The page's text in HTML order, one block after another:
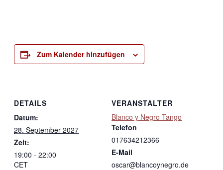
Zum Kalender hinzufügen
DETAILS
Datum:
28. September 2027
Zeit:
19:00 - 22:00
CET
VERANSTALTER
Blanco y Negro Tango
Telefon
017634212366
E-Mail
oscar@blancoynegro.de